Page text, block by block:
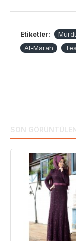
expres kargo ile
Etiketler:
Al-Marah
SON